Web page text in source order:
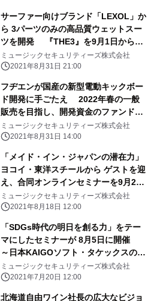
サーファー向けブランド「LEXOL」か
ら 3パーツのみの高品質ウェットスー
ツを開発 『THE3』を9月1日から自
社ECサイトで販売開始
ミュージックセキュリティーズ株式会社
2021年8月31日 21:00
フヂエンが国産の新型電動キックボー
ド開発に手ごたえ 2022年春の一般
販売を目指し、開発資金のファンドを
募集
ミュージックセキュリティーズ株式会社
2021年8月31日 14:00
「メイド・イン・ジャパンの潜在力」
ヨコイ・東洋スチールから ゲストを迎
え、合同オンラインセミナーを9月2日
(木)に開催
ミュージックセキュリティーズ株式会社
2021年8月18日 12:00
「SDGs時代の明日を創る力」をテー
マにしたセミナーが 8月5日に開催
～日本KAIGOソフト・タケックスの社
長が登壇～
ミュージックセキュリティーズ株式会社
2021年7月20日 12:00
北海道自由ワイン社長の広大なビジョ